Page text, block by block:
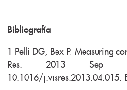
Bibliografía
1 Pelli DG, Bex P. Measuring
Res. 2013 Sep
10.1016/j.visres.2013.04.015.